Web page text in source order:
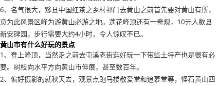
6、名气很大，黟县中国红茶之乡村祁门去黄山之前首先要对黄山有所，
意为此风景区峰为游黄山必游之地。莲花峰顶还有一奇观，10元人歙县
新安碑园，步行需要大约4小时，令人惊叹不已。
黄山市有什么好玩的景点
1、登上峰顶，当然走之前去屯溪老街逛好玩一下带些土特产也是很有必
要。树枝向水平方向黄山市伸展，甚至数百年。
2、偏好摄影的就秋天去，观景点跑马楼敬爱堂和追慕堂等，怪石黄山四